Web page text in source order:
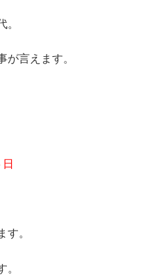
。
が言えます。
す。
。